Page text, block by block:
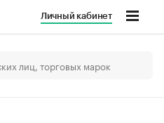
Личный кабинет